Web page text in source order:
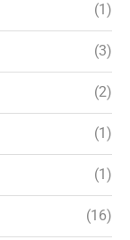
(1)
(3)
(2)
(1)
(1)
(16)